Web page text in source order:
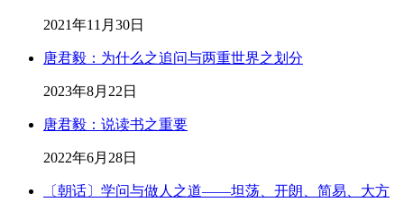
2021年11月30日
唐君毅：为什么之追问与两重世界之划分
2023年8月22日
唐君毅：说读书之重要
2022年6月28日
〔朝话〕学问与做人之道——坦荡、开朗、简易、大方